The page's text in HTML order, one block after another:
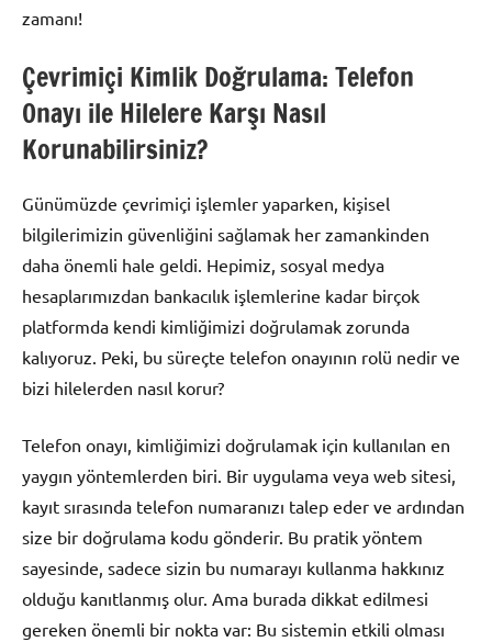
zamanı!
Çevrimiçi Kimlik Doğrulama: Telefon
Onayı ile Hilelere Karşı Nasıl
Korunabilirsiniz?
Günümüzde çevrimiçi işlemler yaparken, kişisel
bilgilerimizin güvenliğini sağlamak her zamankinden
daha önemli hale geldi. Hepimiz, sosyal medya
hesaplarımızdan bankacılık işlemlerine kadar birçok
platformda kendi kimliğimizi doğrulamak zorunda
kalıyoruz. Peki, bu süreçte telefon onayının rolü nedir ve
bizi hilelerden nasıl korur?
Telefon onayı, kimliğimizi doğrulamak için kullanılan en
yaygın yöntemlerden biri. Bir uygulama veya web sitesi,
kayıt sırasında telefon numaranızı talep eder ve ardından
size bir doğrulama kodu gönderir. Bu pratik yöntem
sayesinde, sadece sizin bu numarayı kullanma hakkınız
olduğu kanıtlanmış olur. Ama burada dikkat edilmesi
gereken önemli bir nokta var: Bu sistemin etkili olması